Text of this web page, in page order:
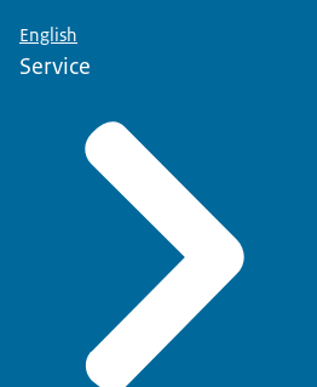
English
Service